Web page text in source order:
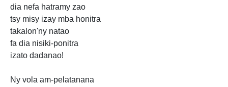
dia nefa hatramy zao
tsy misy izay mba honitra
takalon'ny natao
fa dia nisiki-ponitra
izato dadanao!
Ny vola am-pelatanana